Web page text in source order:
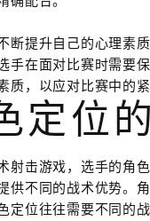
断提升自己的心理素
手在面对比赛时需要
，以应对比赛中的紧
定位
射击游戏，选手的角
供不同的战术优势。
位往往需要不同的战